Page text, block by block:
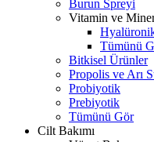
Burun Spreyi
Vitamin ve
Tümünü
Bitkisel Ürünler
Propolis ve Arı
Probiyotik
Prebiyotik
Tümünü Gör
Cilt Bakımı